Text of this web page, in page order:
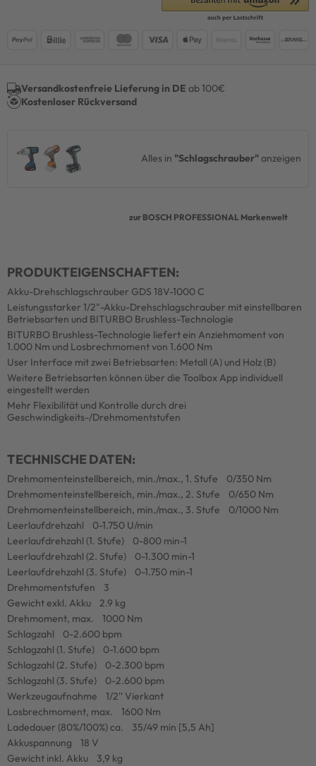
Versandkostenfreie Lieferung in DE ab 100€
Kostenloser Rückversand
Alles in "Schlagschrauber"anzeigen
zur BOSCH PROFESSIONAL Markenwelt
PRODUKTEIGENSCHAFTEN:
Akku-Drehschlagschrauber GDS 18V-1000 C
Leistungsstarker 1/2"-Akku-Drehschlagschrauber mit einstellbaren
Betriebsarten und BITURBO Brushless-Technologie
BITURBO Brushless-Technologie liefert ein Anziehmoment von
1.000 Nm und Losbrechmoment von 1.600 Nm
User Interface mit zwei Betriebsarten: Metall (A) und Holz (B)
Weitere Betriebsarten können über die Toolbox App individuell
eingestellt werden
Mehr Flexibilität und Kontrolle durch drei
Geschwindigkeits-/Drehmomentstufen
TECHNISCHE DATEN:
Drehmomenteinstellbereich, min./max., 1. Stufe 0/350 Nm
Drehmomenteinstellbereich, min./max., 2. Stufe 0/650 Nm
Drehmomenteinstellbereich, min./max., 3. Stufe 0/1000 Nm
Leerlaufdrehzahl 0-1.750 U/min
Leerlaufdrehzahl (1. Stufe) 0-800 min-1
Leerlaufdrehzahl (2. Stufe) 0-1.300 min-1
Leerlaufdrehzahl (3. Stufe) 0-1.750 min-1
Drehmomentstufen 3
Gewicht exkl. Akku 2.9 kg
Drehmoment, max. 1000 Nm
Schlagzahl 0-2.600 bpm
Schlagzahl (1. Stufe) 0-1.600 bpm
Schlagzahl (2. Stufe) 0-2.300 bpm
Schlagzahl (3. Stufe) 0-2.600 bpm
Werkzeugaufnahme 1/2'' Vierkant
Losbrechmoment, max. 1600 Nm
Ladedauer (80%/100%) ca. 35/49 min [5,5 Ah]
Akkuspannung 18 V
Gewicht inkl. Akku 3,9 kg